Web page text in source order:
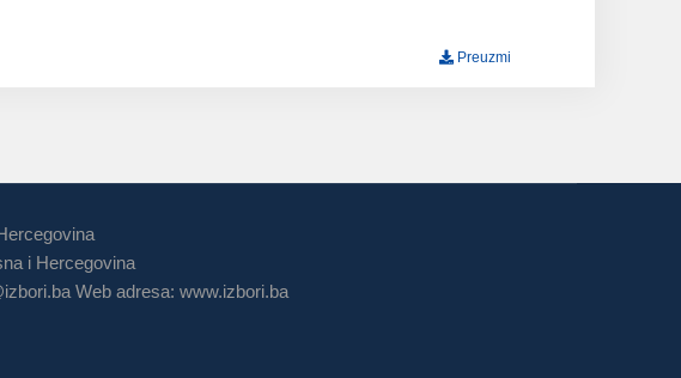
Preuzmi
i Hercegovina
Web adresa: www.izbori.ba